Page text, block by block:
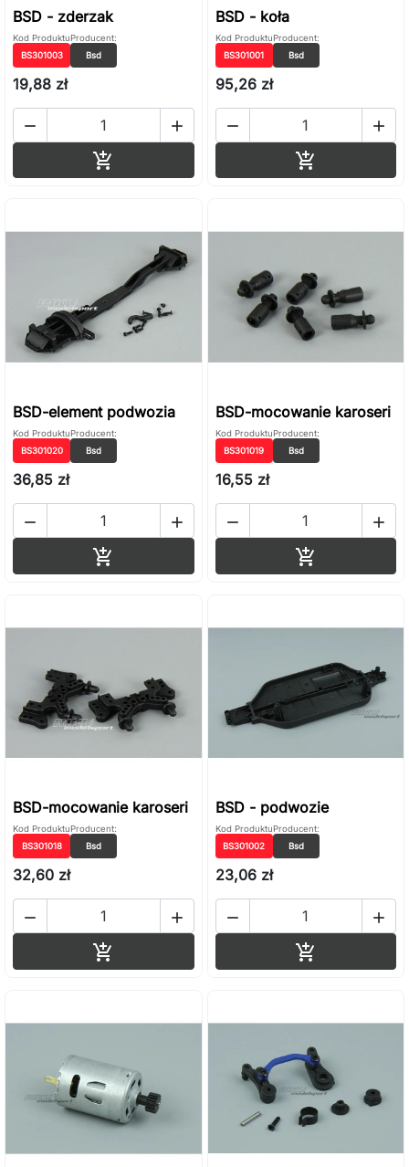
BSD - zderzak
Kod Produktu
BS301003
Producent:
Bsd
19,88 zł
 

BSD - koła
Kod Produktu
BS301001
Producent:
Bsd
95,26 zł
 

BSD-element podwozia
Kod Produktu
BS301020
Producent:
Bsd
36,85 zł
 

BSD-mocowanie karoseri
Kod Produktu
BS301019
Producent:
Bsd
16,55 zł
 

BSD-mocowanie karoseri
Kod Produktu
BS301018
Producent:
Bsd
32,60 zł
 

BSD - podwozie
Kod Produktu
BS301002
Producent:
Bsd
23,06 zł
 
